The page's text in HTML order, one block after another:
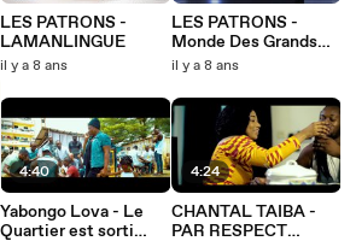
LES PATRONS -
LAMANLINGUE
il y a 8 ans
4:40
Yabongo Lova - Le
Quartier est sorti
LES PATRONS -
Monde Des Grands
(Video Officielle)
il y a 8 ans
4:24
CHANTAL TAIBA -
PAR RESPECT